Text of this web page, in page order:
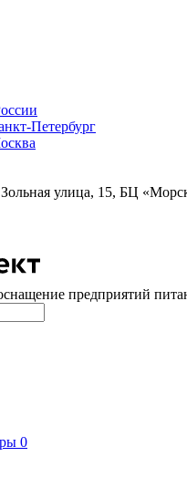
Петербург
улица, 15, БЦ
предприятий
0